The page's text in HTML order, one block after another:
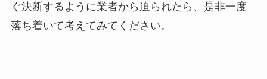
ぐ決断するように業者から迫られたら、是非一度
落ち着いて考えてみてください。